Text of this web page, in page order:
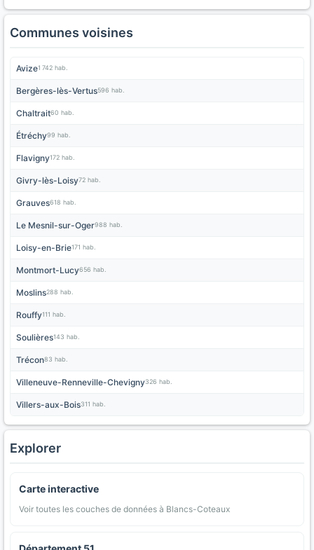
Communes voisines
Avize1 742 hab.
Bergères-lès-Vertus596 hab.
Chaltrait60 hab.
Étréchy99 hab.
Flavigny172 hab.
Givry-lès-Loisy72 hab.
Grauves618 hab.
Le Mesnil-sur-Oger988 hab.
Loisy-en-Brie171 hab.
Montmort-Lucy656 hab.
Moslins288 hab.
Rouffy111 hab.
Soulières143 hab.
Trécon83 hab.
Villeneuve-Renneville-Chevigny326 hab.
Villers-aux-Bois311 hab.
Explorer
Carte interactive
Voir toutes les couches de données à Blancs-Coteaux